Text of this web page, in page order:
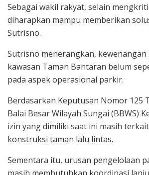
Sebagai wakil rakyat, selain
diharapkan mampu memberikan
Sutrisno.
Sutrisno menerangkan, kewenangan
kawasan Taman Bantaran belum
pada aspek operasional parkir.
Berdasarkan Keputusan Nomor 125
Balai Besar Wilayah Sungai (BBWS)
izin yang dimiliki saat ini masih
konstruksi taman lalu lintas.
Sementara itu, urusan pengelolaan